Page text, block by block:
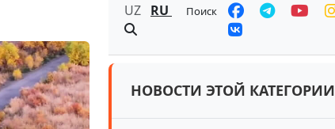
UZ RU Поиск
НОВОСТИ ЭТОЙ КАТЕГОРИИ